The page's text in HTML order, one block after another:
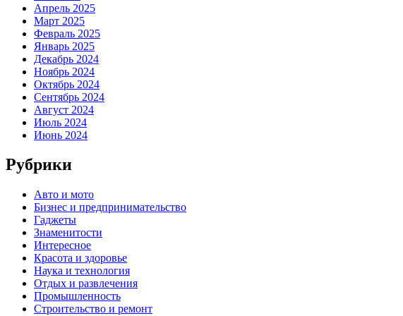
Апрель 2025
Март 2025
Февраль 2025
Январь 2025
Декабрь 2024
Ноябрь 2024
Октябрь 2024
Сентябрь 2024
Август 2024
Июль 2024
Июнь 2024
Рубрики
Авто и мото
Бизнес и предпринимательство
Гаджеты
Знаменитости
Интересное
Красота и здоровье
Наука и технология
Отдых и развлечения
Промышленность
Строительство и ремонт